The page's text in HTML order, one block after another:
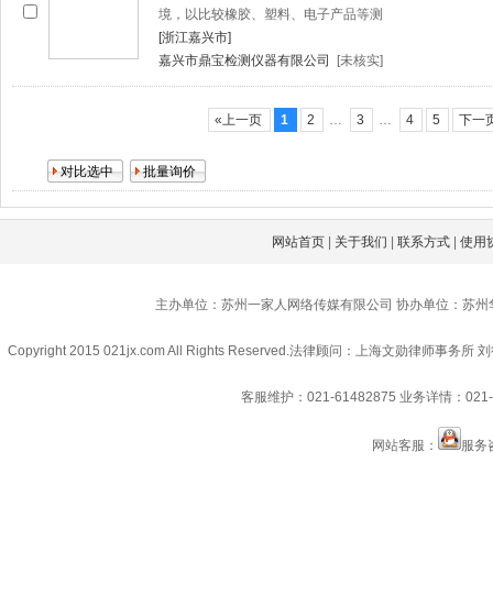
境，以比较橡胶、塑料、电子产品等测
[浙江嘉兴市]
嘉兴市鼎宝检测仪器有限公司
[未核实]
«上一页 1 2 … 3 … 4 5 下一
网站首页 关于我们 |联系方式 |使用
主办单位：苏州一家人网络传媒有限公司 协办单位：苏
Copyright 2015 021jx.com All Rights Reserved.法律顾问：上海文勋律师事务所
客服维护：021-61482875 业务详情：
网站客服： 服务